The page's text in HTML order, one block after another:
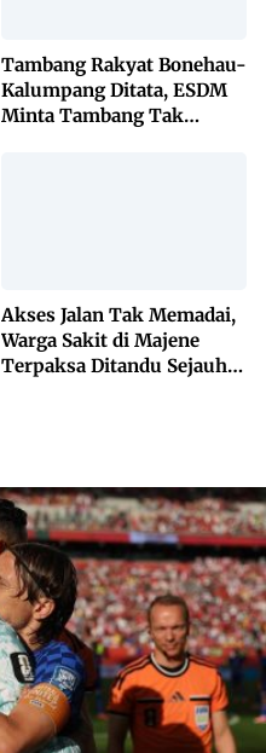
Tambang Rakyat Bonehau-
Kalumpang Ditata, ESDM
Minta Tambang Tak
Akses Jalan Tak Memadai,
Warga Sakit di Majene
Terpaksa Ditandu Sejauh